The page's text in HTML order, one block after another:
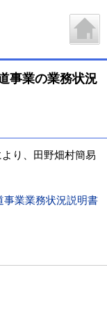
事業の業務状況
り、田野畑村簡易
業業務状況説明書